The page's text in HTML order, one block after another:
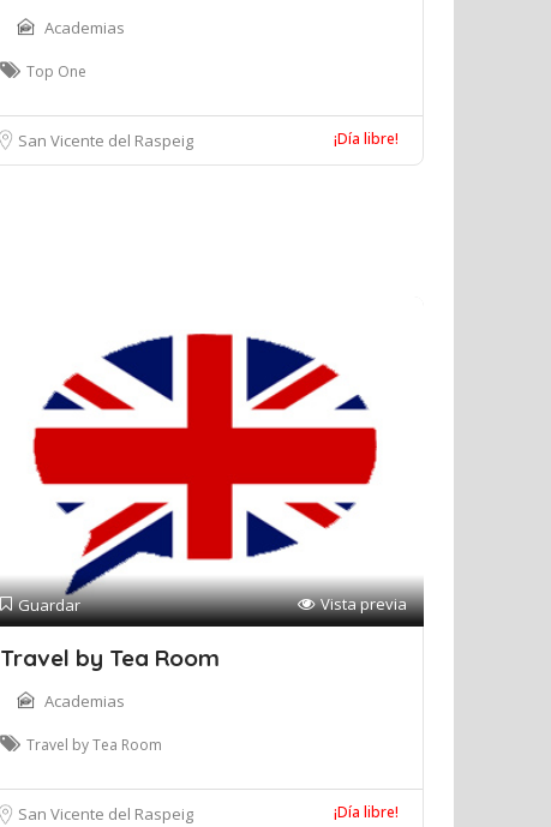
Academias
Top One
San Vicente del Raspeig ¡Día libre!
Guardar Vista previa
Travel by Tea Room
Academias
Travel by Tea Room
San Vicente del Raspeig ¡Día libre!